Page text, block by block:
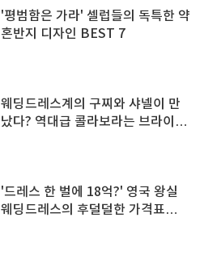
'평범함은 가라' 셀럽들의 독특한 약
혼반지 디자인 BEST 7
웨딩드레스계의 구찌와 샤넬이 만
났다? 역대급 콜라보라는 브라이덜
'드레스 한 벌에 18억?' 영국 왕실
웨딩드레스의 후덜덜한 가격표